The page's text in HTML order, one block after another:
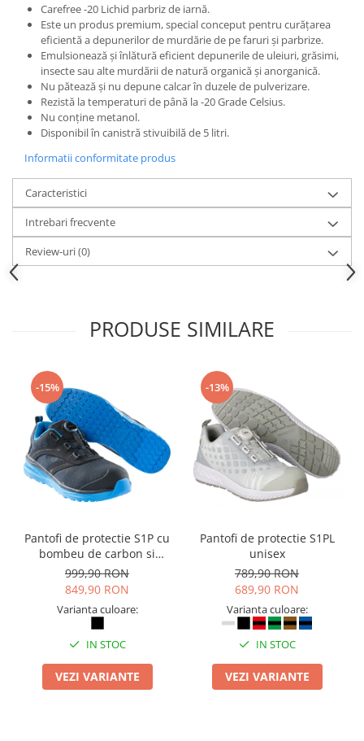
geamuri, mobila
Articole pentru birou, suprafete,
pardoseli
Intretinere si odorizante masina
Saci de gunoi
Accesorii pentru curatenie
Tipografie si stampile
Formulare tipizate
Caiete si blocnotesuri
personalizate
Stampile, tusiere si tus
Protectia muncii si Imbracaminte
Bluze & Pulovere
Pantaloni
Pantaloni cu pieptar
Hanorace
Jachete
Impermeabile
Veste
Reflectorizante
Incaltaminte de lucru si protectie
Incaltaminte de oras si munte
Echipamente medicale
Manusi de protectie
Accesorii pentru protectia capului
Casti de protectie
Antifoane
Carefree -20 Lichid parbriz de iarnă.
Este un produs premium, special conceput pentru curățarea
eficientă a depunerilor de murdărie de pe faruri și parbrize.
Emulsionează și înlătură eficient depunerile de uleiuri, grăsimi,
insecte sau alte murdării de natură organică și anorganică.
Nu pătează și nu depune calcar în duzele de pulverizare.
Rezistă la temperaturi de până la -20 Grade Celsius.
Nu conține metanol.
Disponibil în canistră stivuibilă de 5 litri.
Informatii conformitate produs
Caracteristici
Intrebari frecvente
Review-uri(0)
PRODUSE SIMILARE
-15%
Pantofi de protectie S1P cu
bombeu de carbon si
inchidere BOAÂ® Fit
999,90 RON
849,90 RON
Varianta culoare:
IN STOC
VEZI VARIANTE
-13%
Pantofi de protectie S1PL
unisex
789,90 RON
689,90 RON
Varianta culoare:
IN STOC
VEZI VARIANTE